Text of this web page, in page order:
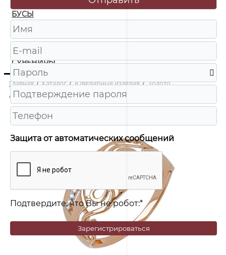
БУСЫ
ЧАСЫ
ШКАТУЛКИ
СУВЕНИРЫ
Главная / Каталог / Ювелирные изделия / Золото
/
1-5263-001 Кольцо Au 585
Защита от автоматических сообщений
Подтвердите, что Вы не робот:*
Зарегистрироваться